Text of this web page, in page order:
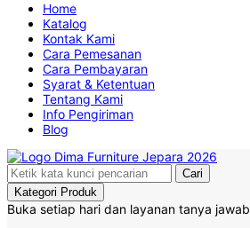
Home
Katalog
Kontak Kami
Cara Pemesanan
Cara Pembayaran
Syarat & Ketentuan
Tentang Kami
Info Pengiriman
Blog
Cari
Kategori Produk
Buka setiap hari dan layanan tanya